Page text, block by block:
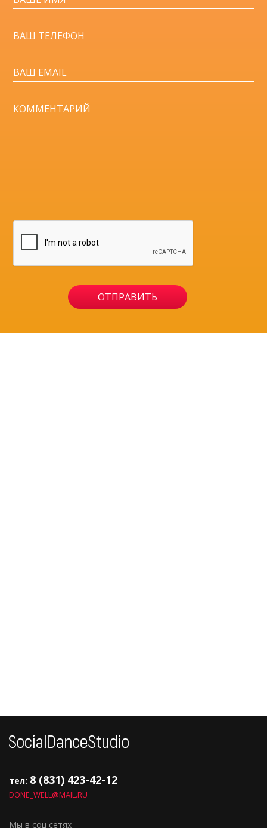
тел: 8 (831) 423-42-12
DONE_WELL@MAIL.RU
Мы в соц сетях